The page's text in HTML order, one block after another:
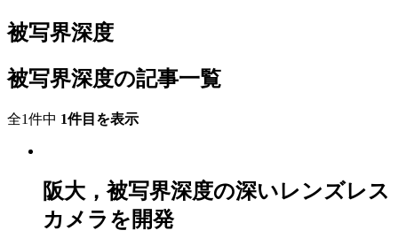
被写界深度
被写界深度の記事一覧
全1件中 1件目を表示
阪大，被写界深度の深いレンズレス
カメラを開発